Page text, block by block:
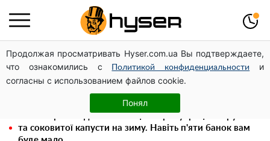
Продолжая просматривать Hyser.com.ua Вы подтверждаете,
что ознакомились с
Политикой конфиденциальности
и
согласны с использованием файлов cookie.
Понял
Гола Олена Тополя у цікавих позах змусила відвисати
щелепи: злив відео – було лише початком
Його доведеться просто вилити: скільки можна
зберігати бензин у пластиковій каністрі
та соковитої капусти на зиму. Навіть п'яти банок вам